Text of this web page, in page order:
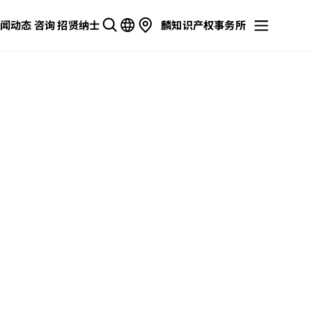
动态咨询招贤纳士 麟知识产权事务所